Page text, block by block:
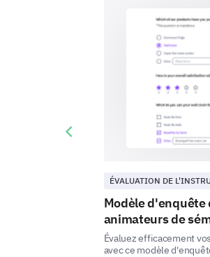
ÉVALUATION DE
Modèle
animateurs de
Évaluez efficacement
avec ce modèle
Previous slide